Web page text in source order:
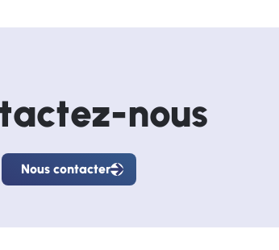
nous
Nous
contacter
Nous contacter